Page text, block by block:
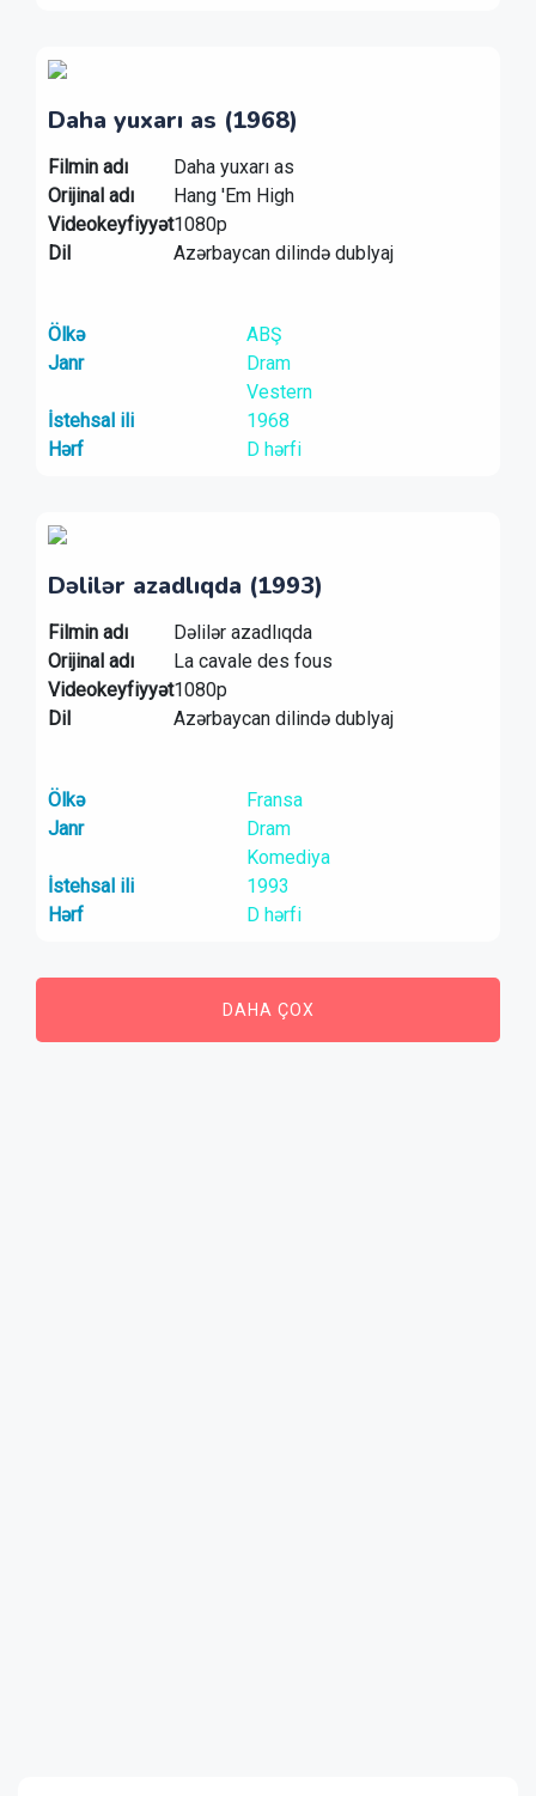
Daha yuxarı as (1968)
Filmin adı
Daha yuxarı as
Orijinal adı
Hang 'Em High
Videokeyfiyyət1080p
Dil
Azərbaycan dilində dublyaj
Ölkə
ABŞ
Janr
Dram
Vestern
İstehsal ili
1968
Hərf
D hərfi
Dəlilər azadlıqda (1993)
Filmin adı
Dəlilər azadlıqda
Orijinal adı
La cavale des fous
Videokeyfiyyət1080p
Dil
Azərbaycan dilində dublyaj
Ölkə
Fransa
Janr
Dram
Komediya
İstehsal ili
1993
Hərf
D hərfi
DAHA ÇOX